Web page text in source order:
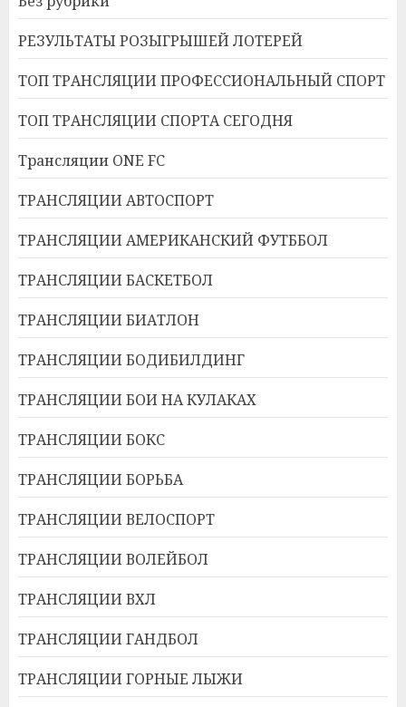
РЕЗУЛЬТАТЫ РОЗЫГРЫШЕЙ ЛОТЕРЕЙ
ТОП ТРАНСЛЯЦИИ ПРОФЕССИОНАЛЬНЫЙ СПОРТ
ТОП ТРАНСЛЯЦИИ СПОРТА СЕГОДНЯ
Трансляции ONE FC
ТРАНСЛЯЦИИ АВТОСПОРТ
ТРАНСЛЯЦИИ АМЕРИКАНСКИЙ ФУТББОЛ
ТРАНСЛЯЦИИ БАСКЕТБОЛ
ТРАНСЛЯЦИИ БИАТЛОН
ТРАНСЛЯЦИИ БОДИБИЛДИНГ
ТРАНСЛЯЦИИ БОИ НА КУЛАКАХ
ТРАНСЛЯЦИИ БОКС
ТРАНСЛЯЦИИ БОРЬБА
ТРАНСЛЯЦИИ ВЕЛОСПОРТ
ТРАНСЛЯЦИИ ВОЛЕЙБОЛ
ТРАНСЛЯЦИИ ВХЛ
ТРАНСЛЯЦИИ ГАНДБОЛ
ТРАНСЛЯЦИИ ГОРНЫЕ ЛЫЖИ